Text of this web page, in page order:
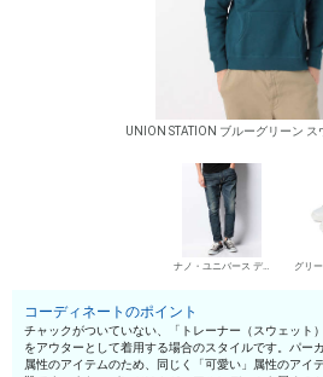
UNION STATION ブルーグリーン
ナノ・ユニバース デニムパンツ・ジーンズ
コーディネートのポイント
チャックがついていない、「トレーナー（スウェット
をアウターとして着用する場合のスタイルです。パー
属性のアイテムのため、同じく「可愛い」属性のアイ